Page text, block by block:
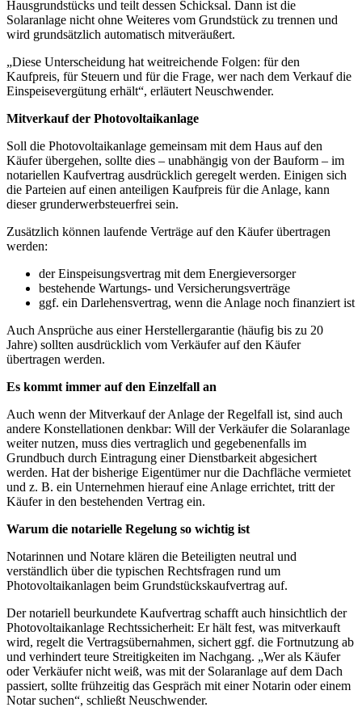
Hausgrundstücks und teilt dessen Schicksal. Dann ist die
Solaranlage nicht ohne Weiteres vom Grundstück zu trennen und
wird grundsätzlich automatisch mitveräußert.
„Diese Unterscheidung hat weitreichende Folgen: für den
Kaufpreis, für Steuern und für die Frage, wer nach dem Verkauf die
Einspeisevergütung erhält“, erläutert Neuschwender.
Mitverkauf der Photovoltaikanlage
Soll die Photovoltaikanlage gemeinsam mit dem Haus auf den
Käufer übergehen, sollte dies – unabhängig von der Bauform – im
notariellen Kaufvertrag ausdrücklich geregelt werden. Einigen sich
die Parteien auf einen anteiligen Kaufpreis für die Anlage, kann
dieser grunderwerbsteuerfrei sein.
Zusätzlich können laufende Verträge auf den Käufer übertragen
werden:
der Einspeisungsvertrag mit dem Energieversorger
bestehende Wartungs- und Versicherungsverträge
ggf. ein Darlehensvertrag, wenn die Anlage noch finanziert ist
Auch Ansprüche aus einer Herstellergarantie (häufig bis zu 20
Jahre) sollten ausdrücklich vom Verkäufer auf den Käufer
übertragen werden.
Es kommt immer auf den Einzelfall an
Auch wenn der Mitverkauf der Anlage der Regelfall ist, sind auch
andere Konstellationen denkbar: Will der Verkäufer die Solaranlage
weiter nutzen, muss dies vertraglich und gegebenenfalls im
Grundbuch durch Eintragung einer Dienstbarkeit abgesichert
werden. Hat der bisherige Eigentümer nur die Dachfläche vermietet
und z. B. ein Unternehmen hierauf eine Anlage errichtet, tritt der
Käufer in den bestehenden Vertrag ein.
Warum die notarielle Regelung so wichtig ist
Notarinnen und Notare klären die Beteiligten neutral und
verständlich über die typischen Rechtsfragen rund um
Photovoltaikanlagen beim Grundstückskaufvertrag auf.
Der notariell beurkundete Kaufvertrag schafft auch hinsichtlich der
Photovoltaikanlage Rechtssicherheit: Er hält fest, was mitverkauft
wird, regelt die Vertragsübernahmen, sichert ggf. die Fortnutzung ab
und verhindert teure Streitigkeiten im Nachgang. „Wer als Käufer
oder Verkäufer nicht weiß, was mit der Solaranlage auf dem Dach
passiert, sollte frühzeitig das Gespräch mit einer Notarin oder einem
Notar suchen“, schließt Neuschwender.